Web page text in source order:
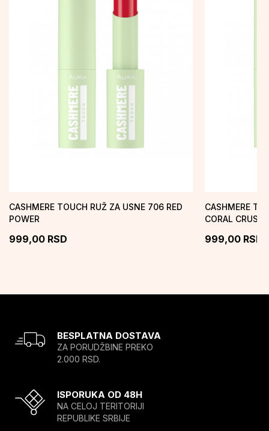
CASHMERE TOUCH RUŽ ZA USNE 706 RED
POWER
999,00 RSD
CASHMERE
CORAL CRUSH
999,00 RSD
BESPLATNA DOSTAVA
ZA PORUDŽBINE PREKO
2.000 RSD.
ISPORUKA OD 48H
NA CELOJ TERITORIJI
REPUBLIKE SRBIJE